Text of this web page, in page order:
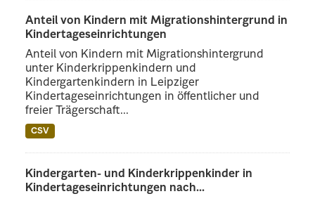
Anteil von Kindern mit Migrationshintergrund in
Kindertageseinrichtungen
Anteil von Kindern mit Migrationshintergrund
unter Kinderkrippenkindern und
Kindergartenkindern in Leipziger
Kindertageseinrichtungen in öffentlicher und
freier Trägerschaft...
CSV
Kindergarten- und Kinderkrippenkinder in
Kindertageseinrichtungen nach...